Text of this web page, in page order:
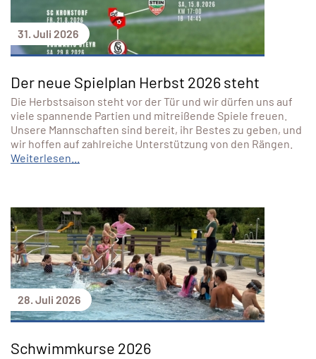
31. Juli 2026
Der neue Spielplan Herbst 2026 steht
Die Herbstsaison steht vor der Tür und wir dürfen uns auf
viele spannende Partien und mitreißende Spiele freuen.
Unsere Mannschaften sind bereit, ihr Bestes zu geben, und
wir hoffen auf zahlreiche Unterstützung von den Rängen.
Weiterlesen...
28. Juli 2026
Schwimmkurse 2026